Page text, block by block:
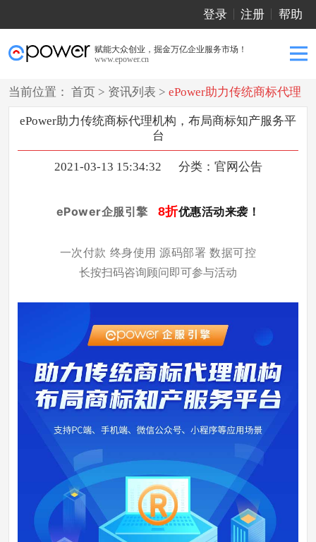
登录 注册 帮助
赋能大众创业，掘金万亿企业服务市场！
www.epower.cn
当前位置： 首页 > 资讯列表 > ePower助力传统商标代理
机构，布局商标知产服务平台
ePower助力传统商标代理机构，布局商标知产服务平
台
2021-03-13 15:34:32 分类： 官网公告
ePower企服引擎 8折优惠活动来袭！
一次付款 终身使用 源码部署 数据可控
长按扫码咨询顾问即可参与活动